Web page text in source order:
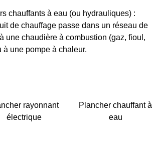
chauffants à eau (ou hydrauliques) :
de chauffage passe dans un réseau de
une chaudière à combustion (gaz, fioul,
à une pompe à chaleur.
rayonnant
électrique
Plancher chauffant à
eau